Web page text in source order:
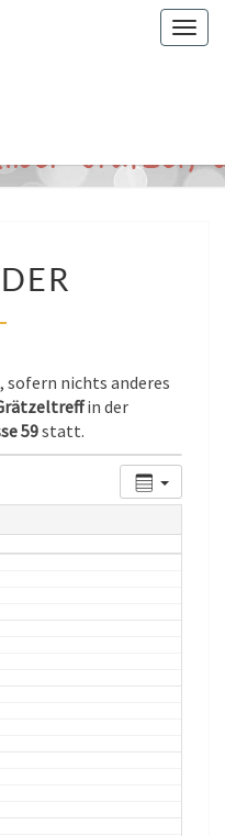
nichts anderes
in der
59statt.